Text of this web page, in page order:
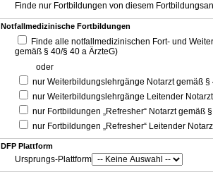
Finde nur Fortbildungen von diesem
Notfallmedizinische Fortbildungen
Finde alle notfallmedizinischen Fort- und
gemäß § 40/§ 40 a ÄrzteG)
oder
nur Weiterbildungslehrgänge Notarzt gemäß §
nur Weiterbildungslehrgänge Leitender
nur Fortbildungen „Refresher“ Notarzt gemäß
nur Fortbildungen „Refresher“ Leitender
DFP Plattform
Ursprungs-Plattform